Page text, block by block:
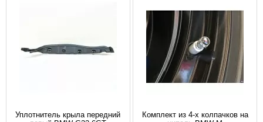
Уплотнитель крыла передний
Комплект из 4-х колпачков на